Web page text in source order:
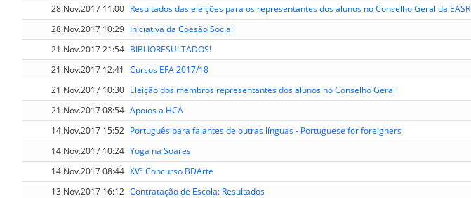
28.Nov.2017 11:00 Resultados das eleições para os representantes dos alunos no Conselho Geral da EASR
28.Nov.2017 10:29 Iniciativa da Coesão Social
21.Nov.2017 21:54 BIBLIORESULTADOS!
21.Nov.2017 12:41 Cursos EFA 2017/18
21.Nov.2017 10:30 Eleição dos membros representantes dos alunos no Conselho Geral
21.Nov.2017 08:54 Apoios a HCA
14.Nov.2017 15:52 Português para falantes de outras línguas - Portuguese for foreigners
14.Nov.2017 10:24 Yoga na Soares
14.Nov.2017 08:44 XVº Concurso BDArte
13.Nov.2017 16:12 Contratação de Escola: Resultados